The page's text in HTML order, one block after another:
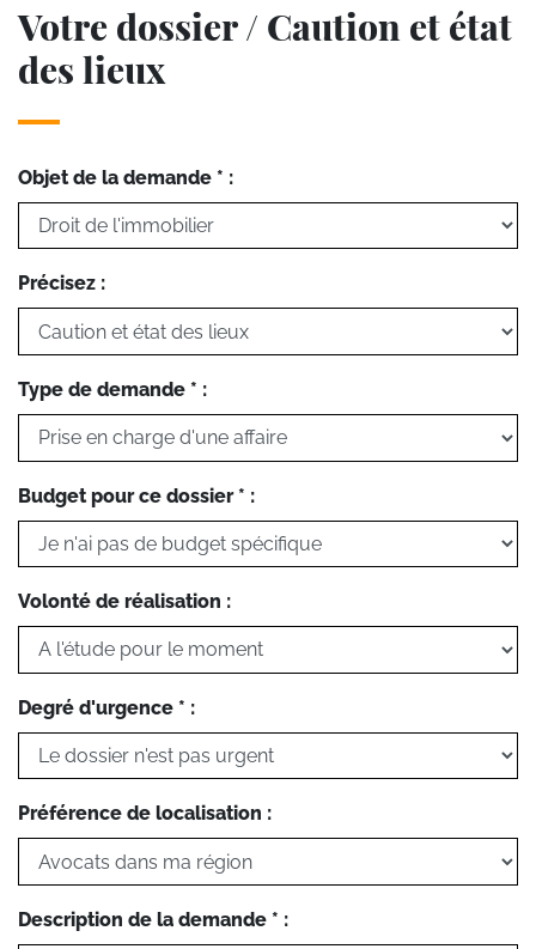
Votre dossier / Caution et état
des lieux
Objet de la demande * :
Précisez :
Type de demande * :
Budget pour ce dossier * :
Volonté de réalisation :
Degré d'urgence * :
Préférence de localisation :
Description de la demande * :